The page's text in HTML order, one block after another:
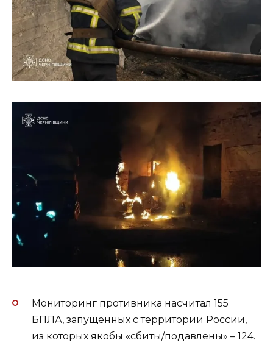
Мониторинг противника насчитал 155
БПЛА, запущенных с территории России,
из которых якобы «сбиты/подавлены» – 124.